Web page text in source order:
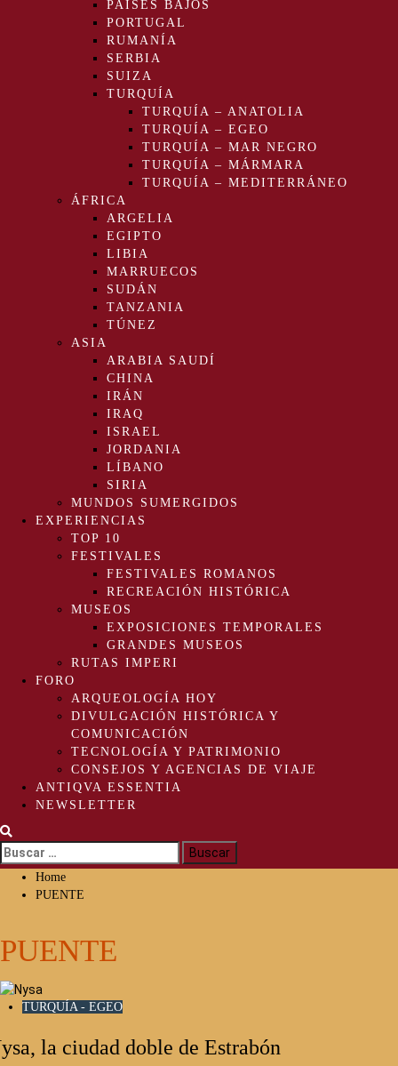
PAÍSES BAJOS
PORTUGAL
RUMANÍA
SERBIA
SUIZA
TURQUÍA
TURQUÍA – ANATOLIA
TURQUÍA – EGEO
TURQUÍA – MAR NEGRO
TURQUÍA – MÁRMARA
TURQUÍA – MEDITERRÁNEO
ÁFRICA
ARGELIA
EGIPTO
LIBIA
MARRUECOS
SUDÁN
TANZANIA
TÚNEZ
ASIA
ARABIA SAUDÍ
CHINA
IRÁN
IRAQ
ISRAEL
JORDANIA
LÍBANO
SIRIA
MUNDOS SUMERGIDOS
EXPERIENCIAS
TOP 10
FESTIVALES
FESTIVALES ROMANOS
RECREACIÓN HISTÓRICA
MUSEOS
EXPOSICIONES TEMPORALES
GRANDES MUSEOS
RUTAS IMPERI
FORO
ARQUEOLOGÍA HOY
DIVULGACIÓN HISTÓRICA Y
COMUNICACIÓN
TECNOLOGÍA Y PATRIMONIO
CONSEJOS Y AGENCIAS DE VIAJE
ANTIQVA ESSENTIA
NEWSLETTER
Buscar:
Home
PUENTE
PUENTE
TURQUÍA - EGEO
la ciudad doble de Estrabón